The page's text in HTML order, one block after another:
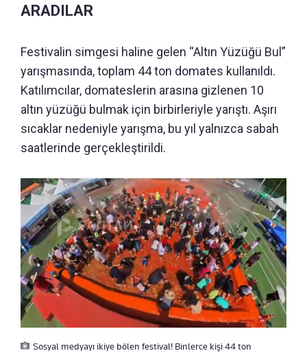
ARADILAR
Festivalin simgesi haline gelen “Altın Yüzüğü Bul”
yarışmasında, toplam 44 ton domates kullanıldı.
Katılımcılar, domateslerin arasına gizlenen 10
altın yüzüğü bulmak için birbirleriyle yarıştı. Aşırı
sıcaklar nedeniyle yarışma, bu yıl yalnızca sabah
saatlerinde gerçekleştirildi.
Sosyal medyayı ikiye bölen festival! Binlerce kişi 44 ton